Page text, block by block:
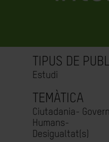
TIPUS DE
Estudi
TEMÀTICA
Ciutadania-
Humans-
Desigualtat(s)